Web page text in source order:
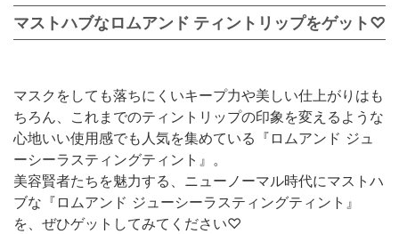
マストハブなロムアンド ティントリップをゲット♡
マスクをしても落ちにくいキープ力や美しい仕上がりはも
ちろん、これまでのティントリップの印象を変えるような
心地いい使用感でも人気を集めている『ロムアンド ジュ
ーシーラスティングティント』。
美容賢者たちを魅力する、ニューノーマル時代にマストハ
ブな『ロムアンド ジューシーラスティングティント』
を、ぜひゲットしてみてください♡